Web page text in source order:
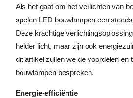
Als het gaat om het verlichten van
spelen LED bouwlampen een
Deze krachtige
helder licht, maar zijn ook
dit artikel zullen we de voordelen en
bouwlampen bespreken.
Energie-efficiëntie